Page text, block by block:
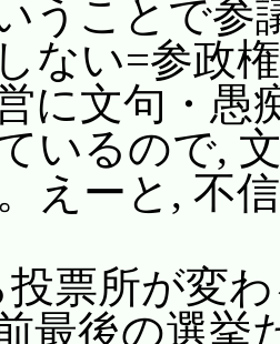
ーるーのー
吸引し刺
てるよ」
ともあれ,
。こちら
んですか
も手の内を
, そして自
でジレン
するシマ,
, 戦術の問
しない, 自
ろで, これ
分に何か
躊躇せず
ての人が
というよ
ているの
いやまさ
叫ぶ長門, で
うと, 他人
やっぱり長
うことで参
ない=参政
に文句・愚
いるので,
えーと, 不
票所が変
最後の選挙